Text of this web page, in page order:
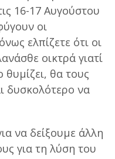
16-17 Αυγούστου
οι
ελπίζετε ότι οι
οικτρά γιατί
θυμίζει, θα τους
δυσκολότερο να
να δείξουμε άλλη
για τη λύση του